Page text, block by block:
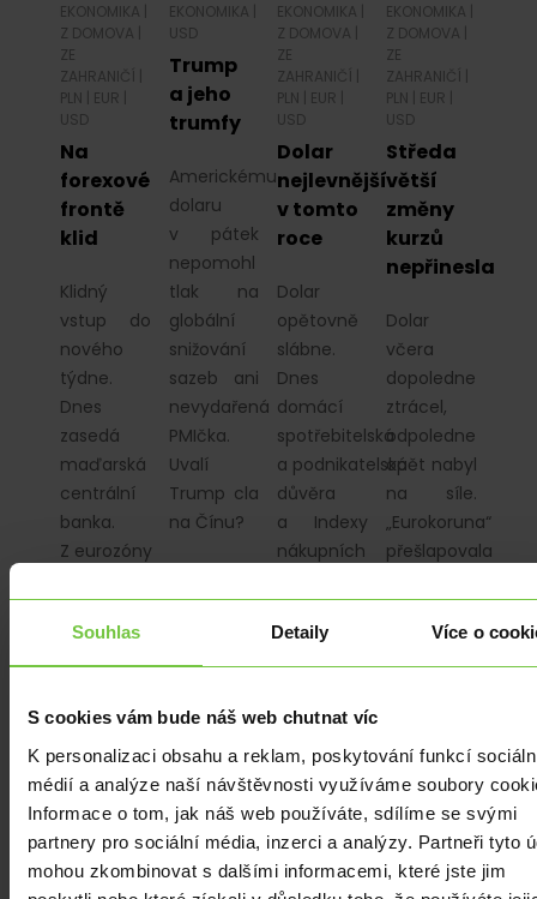
Souhlas Detaily Více o
S cookies vám bude náš web chutnat víc
K personalizaci obsahu a reklam, poskytování funkcí
médií a analýze naší návštěvnosti využíváme soubory
Informace o tom, jak náš web používáte, sdílíme se svými
partnery pro sociální média, inzerci a analýzy. Partneři tyto
mohou zkombinovat s dalšími informacemi, které jste jim
EKONOMIKA
Z DOMOVA
ZE
ZAHRANIČÍ
PLN
EUR
USD
Na
forexové
frontě
klid
Klidný
vstup do
nového
týdne.
Dnes
zasedá
maďarská
centrální
banka.
Z eurozóny
makrodata
nedorazí.
EKONOMIKA
USD
Trump
a jeho
trumfy
Americkému
dolaru
v pátek
nepomohl
tlak na
globální
snižování
sazeb ani
nevydařená
PMIčka.
Uvalí
Trump cla
na Čínu?
EKONOMIKA
Z DOMOVA
ZE
ZAHRANIČÍ
PLN
EUR
USD
Dolar
nejlevnější
v tomto
roce
Dolar
opětovně
slábne.
Dnes
domácí
spotřebitelská
a podnikatelská
důvěra
a Indexy
nákupních
řady
světových
EKONOMIKA
Z DOMOVA
ZE
ZAHRANIČÍ
PLN
EUR
USD
Středa
větší
změny
kurzů
nepřinesla
Dolar
včera
dopoledne
ztrácel,
odpoledne
opět nabyl
na síle.
„Eurokoruna“
přešlapovala
důležité
EKONOMIKA|
Z DOMOVA |
EKONOMIKA|
Z DOMOVA|
EKONOMIKA|
Z DOMOVA|
EKONOMIKA|
ZE
ZAHRANIČÍ